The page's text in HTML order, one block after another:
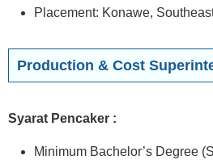
Placement: Konawe,
Production & Cost
Syarat Pencaker :
Minimum Bachelor’s Degree